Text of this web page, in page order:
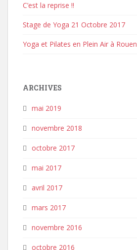
C’est la reprise !!
Stage de Yoga 21 Octobre 2017
Yoga et Pilates en Plein Air à Rouen
ARCHIVES
mai 2019
novembre 2018
octobre 2017
mai 2017
avril 2017
mars 2017
novembre 2016
octobre 2016